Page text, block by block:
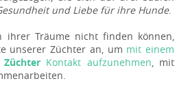
und Liebe für ihre Hunde.
ihrer Träume nicht finden können,
unserer Züchter an, um mit einem
ZüchterKontakt aufzunehmen, mit